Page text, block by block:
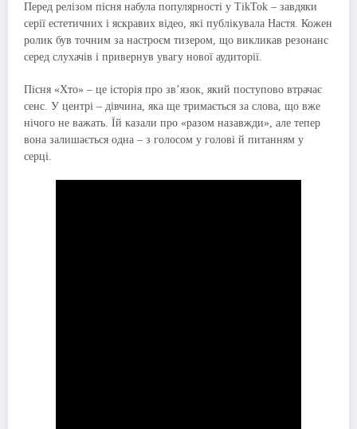
Перед релізом пісня набула популярності у TikTok – завдяки
серії естетичних і яскравих відео, які публікувала Настя. Кожен
ролик був точним за настроєм тизером, що викликав резонанс
серед слухачів і привернув увагу нової аудиторії.
Пісня «Хто» – це історія про зв’язок, який поступово втрачає
сенс. У центрі – дівчина, яка ще тримається за слова, що вже
нічого не важать. Їй казали про «разом назавжди», але тепер
вона залишається одна – з голосом у голові й питанням у
серці.